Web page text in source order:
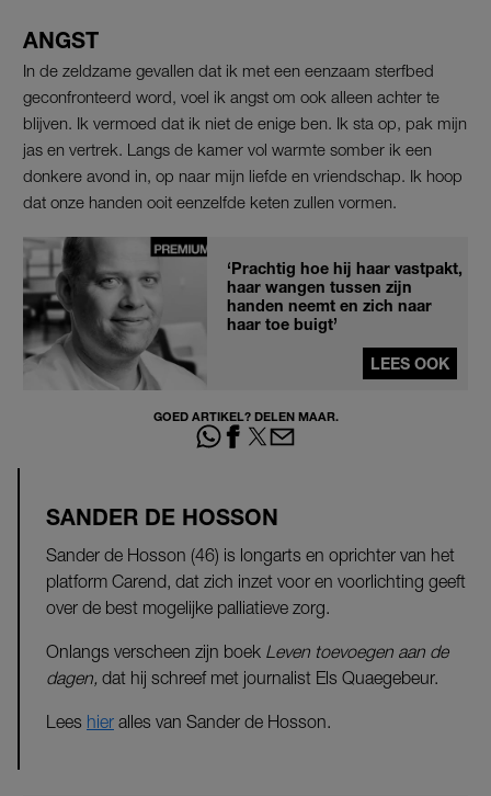
ANGST
In de zeldzame gevallen dat ik met een eenzaam sterfbed
geconfronteerd word, voel ik angst om ook alleen achter te
blijven. Ik vermoed dat ik niet de enige ben. Ik sta op, pak mijn
jas en vertrek. Langs de kamer vol warmte somber ik een
donkere avond in, op naar mijn liefde en vriendschap. Ik hoop
dat onze handen ooit eenzelfde keten zullen vormen.
‘Prachtig hoe hij haar vastpakt,
haar wangen tussen zijn
handen neemt en zich naar
haar toe buigt’
LEES OOK
GOED ARTIKEL? DELEN MAAR.
SANDER DE HOSSON
Sander de Hosson (46) is longarts en oprichter van het
platform Carend, dat zich inzet voor en voorlichting geeft
over de best mogelijke palliatieve zorg.
Onlangs verscheen zijn boek Leven toevoegen aan de
dagen, dat hij schreef met journalist Els Quaegebeur.
Lees hier alles van Sander de Hosson.